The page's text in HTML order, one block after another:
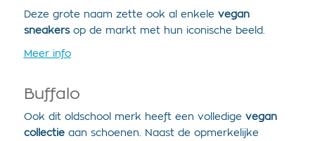
Deze grote naam zette ook al enkele vegan
sneakers op de markt met hun iconische beeld.
Meer info
Buffalo
Ook dit oldschool merk heeft een volledige vegan
collectie aan schoenen. Naast de opmerkelijke